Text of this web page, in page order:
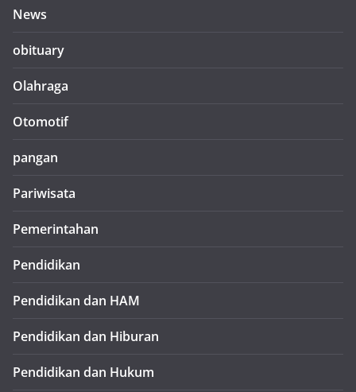
News
obituary
Olahraga
Otomotif
pangan
Pariwisata
Pemerintahan
Pendidikan
Pendidikan dan HAM
Pendidikan dan Hiburan
Pendidikan dan Hukum